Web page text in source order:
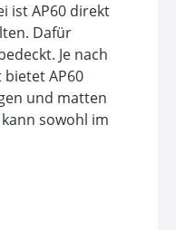
ist AP60 direkt
Dafür
Je nach
AP60
und matten
sowohl im